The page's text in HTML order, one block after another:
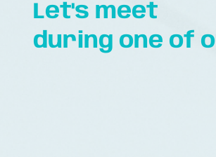
Let's meet
during one of